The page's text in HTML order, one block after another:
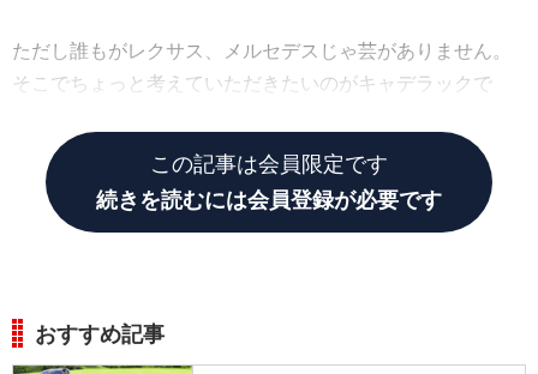
ただし誰もがレクサス、メルセデスじゃ芸がありません。
そこでちょっと考えていただきたいのがキャデラックで
この記事は会員限定です
続きを読むには会員登録が必要です
おすすめ記事